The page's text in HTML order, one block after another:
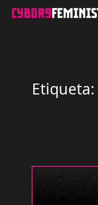
Etiqueta: